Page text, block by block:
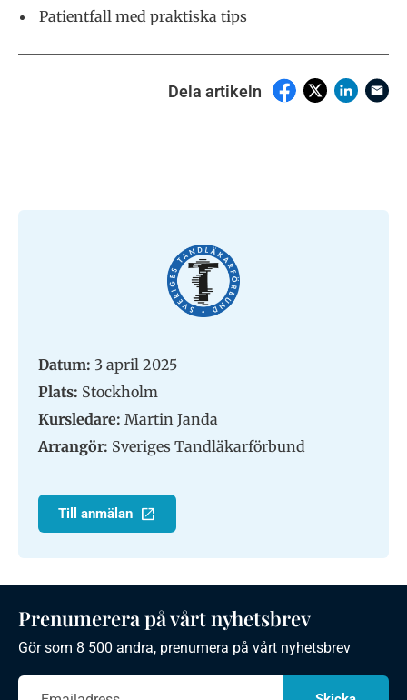
Patientfall med praktiska tips
Dela artikeln
Datum: 3 april 2025
Plats: Stockholm
Kursledare: Martin Janda
Arrangör: Sveriges Tandläkarförbund
Till anmälan
Prenumerera på vårt nyhetsbrev
Gör som 8 500 andra, prenumera på vårt nyhetsbrev